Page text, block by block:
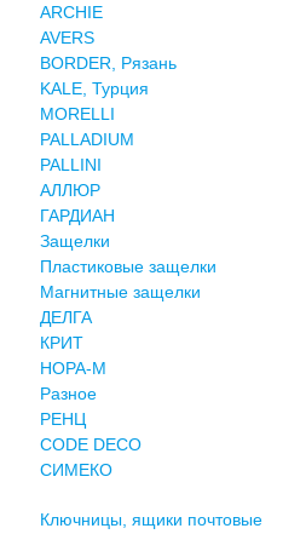
ARCHIE
AVERS
BORDER, Рязань
KALE, Турция
MORELLI
PALLADIUM
PALLINI
АЛЛЮР
ГАРДИАН
Защелки
Пластиковые защелки
Магнитные защелки
ДЕЛГА
КРИТ
НОРА-М
Разное
РЕНЦ
СODE DECO
СИМЕКО
Ключницы, ящики почтовые